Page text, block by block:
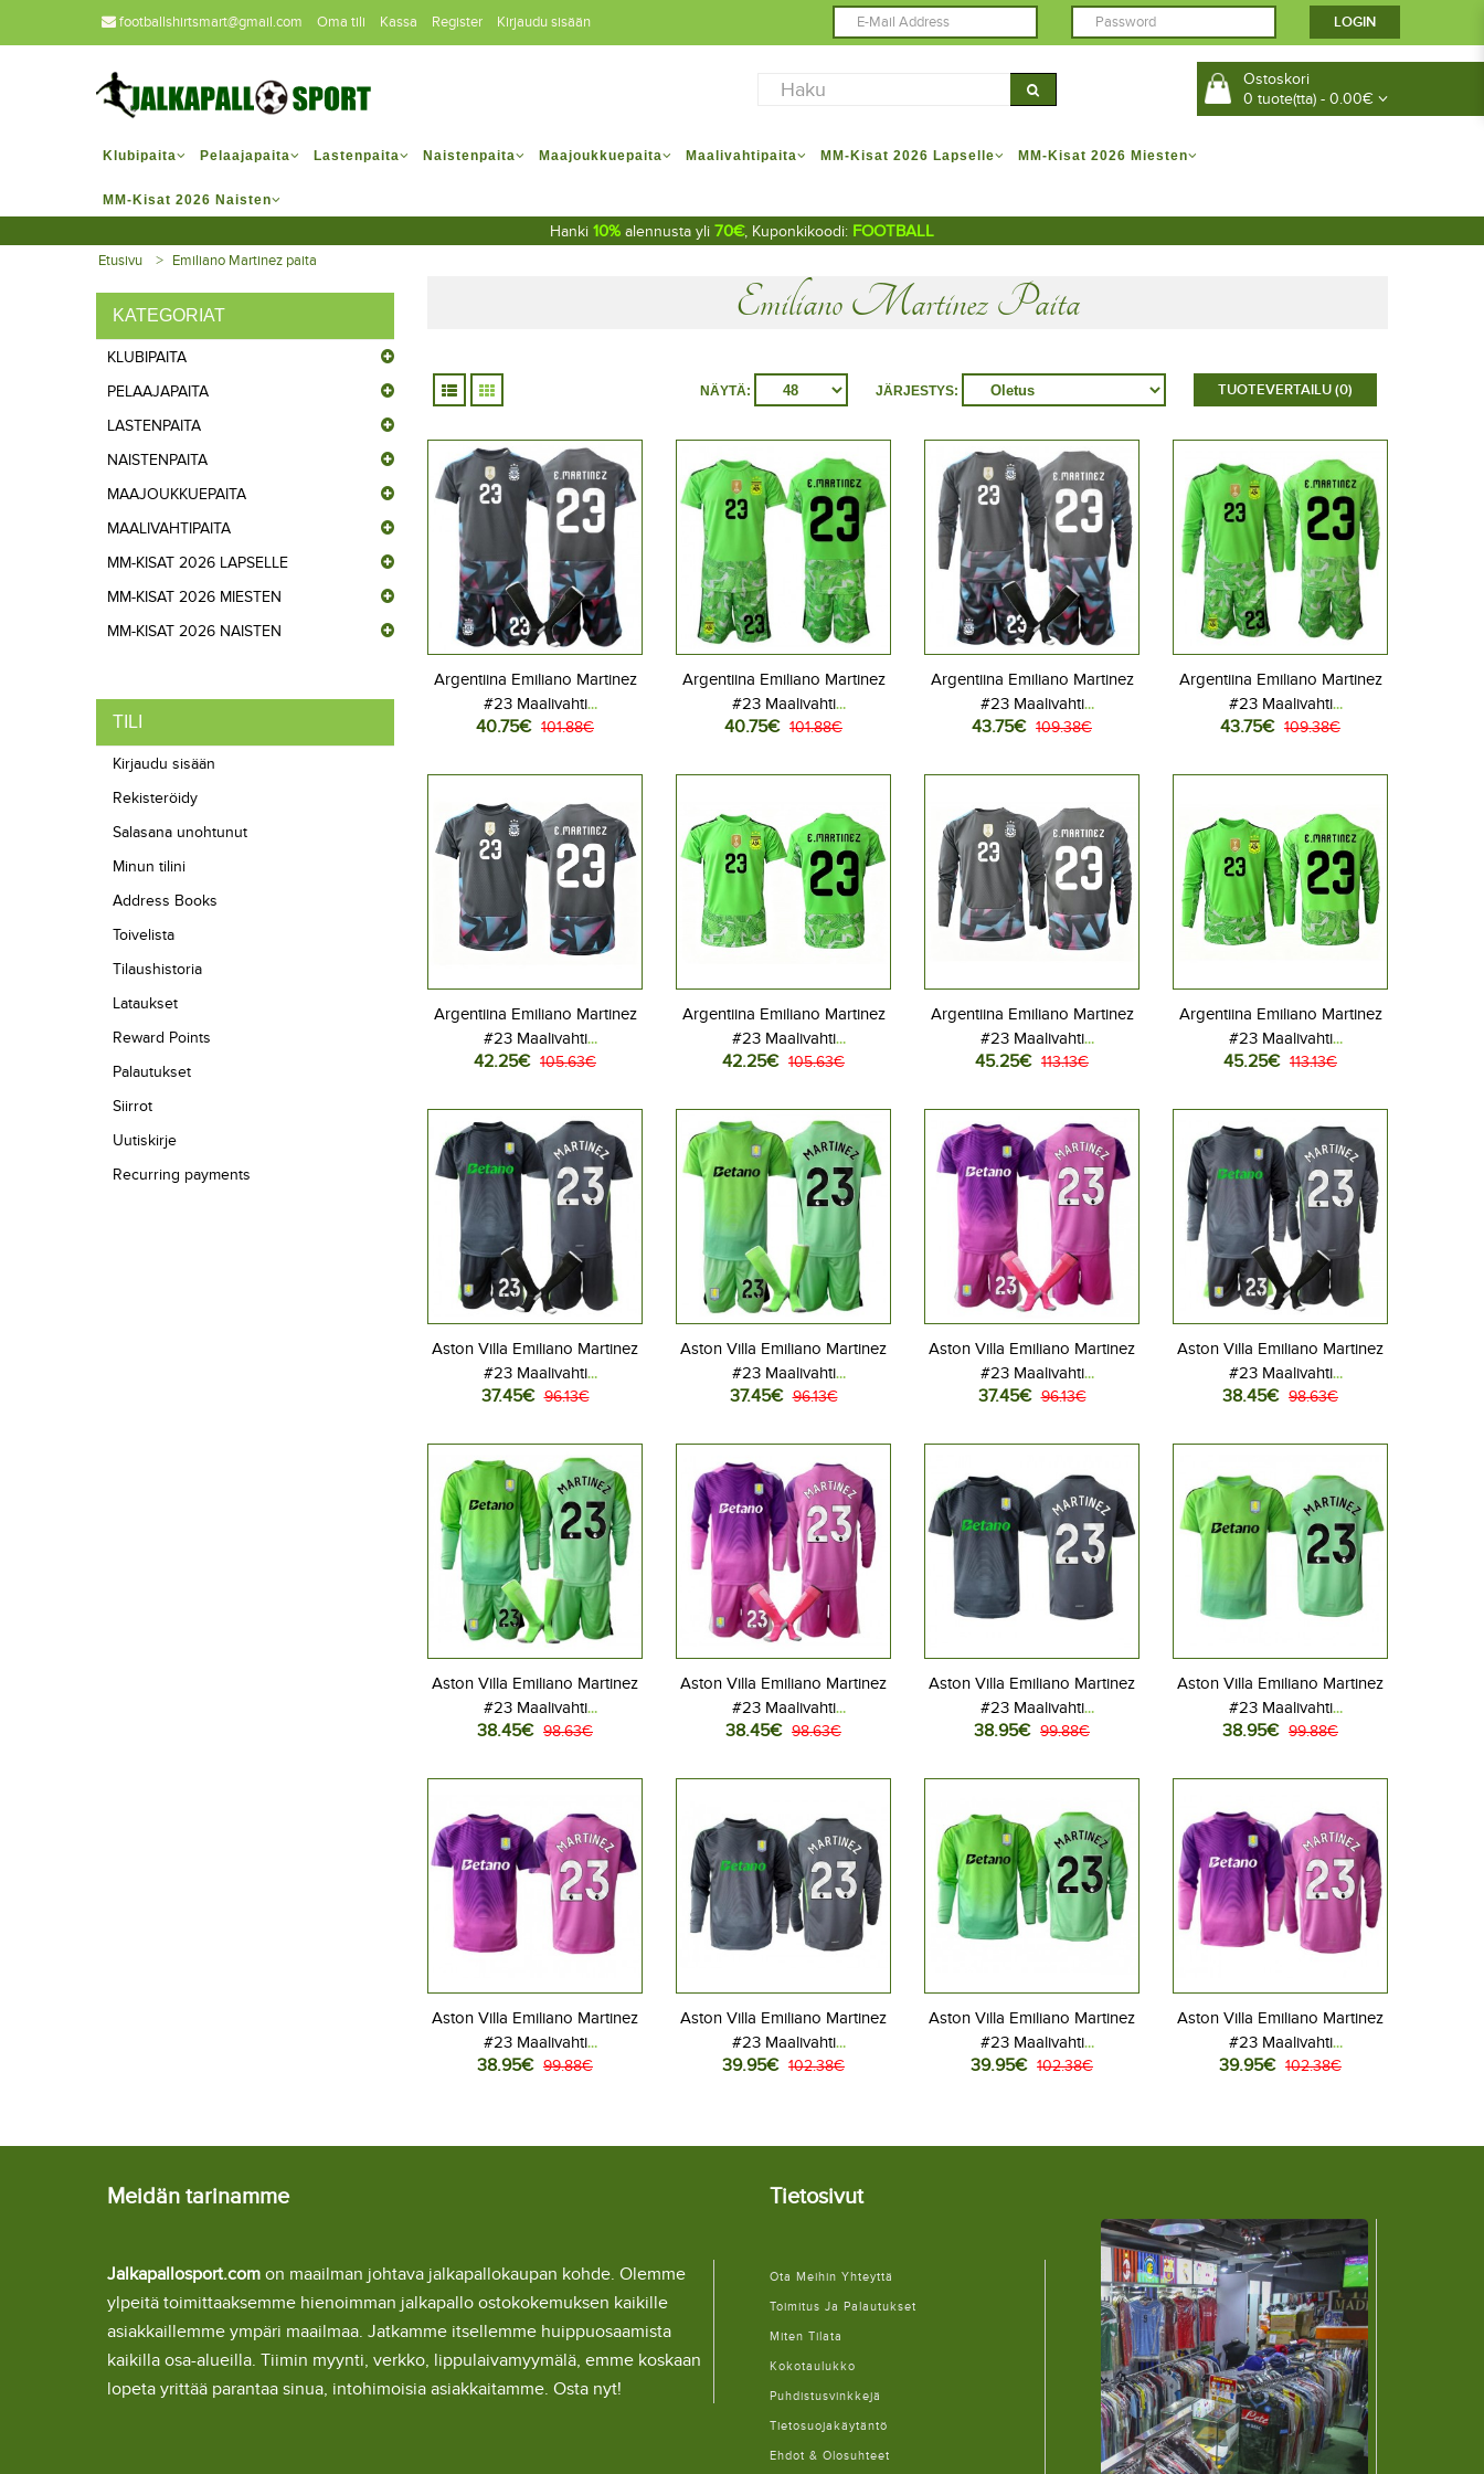
footballshirtsmart@gmail.com Oma tili Kassa Register Kirjaudu sisään
Ostoskori
0 tuote(tta) - 0.00€
Klubipaita Pelaajapaita Lastenpaita Naistenpaita Maajoukkuepaita Maalivahtipaita MM-Kisat 2026 Lapselle MM-Kisat 2026 Miesten
MM-Kisat 2026 Naisten
Hanki 10% alennusta yli 70€, Kuponkikoodi: FOOTBALL
Etusivu Emiliano Martinez paita
KATEGORIAT
KLUBIPAITA
PELAAJAPAITA
LASTENPAITA
NAISTENPAITA
MAAJOUKKUEPAITA
MAALIVAHTIPAITA
MM-KISAT 2026 LAPSELLE
MM-KISAT 2026 MIESTEN
MM-KISAT 2026 NAISTEN
TILI
Kirjaudu sisään
Rekisteröidy
Salasana unohtunut
Minun tilini
Address Books
Toivelista
Tilaushistoria
Lataukset
Reward Points
Palautukset
Siirrot
Uutiskirje
Recurring payments
Emiliano Martinez Paita
TUOTEVERTAILU (0)
JÄRJESTYS:
NÄYTÄ:
Argentiina Emiliano Martinez
#23 Maalivahti
Jalkapallovaatteet Lasten
Lyhythihainen (+ Lyhyet
housut)
40.75€ 101.88€
Argentiina Emiliano Martinez
#23 Maalivahti
Jalkapallovaatteet Lasten
Lyhythihainen (+ Lyhyet
40.75€ 101.88€
Argentiina Emiliano Martinez
#23 Maalivahti
Jalkapallovaatteet Lasten
Pitkähihainen (+ Lyhyet
43.75€ 109.38€
Argentiina Emiliano Martinez
#23 Maalivahti
Jalkapallovaatteet Lasten
Pitkähihainen (+ Lyhyet
43.75€ 109.38€
Argentiina Emiliano Martinez
#23 Maalivahti
Jalkapallovaatteet Kotipaita
42.25€ 105.63€
Argentiina Emiliano Martinez
#23 Maalivahti
Jalkapallovaatteet Vieraspaita
42.25€ 105.63€
Argentiina Emiliano Martinez
#23 Maalivahti
Jalkapallovaatteet Kotipaita
45.25€ 113.13€
Argentiina Emiliano Martinez
#23 Maalivahti
Jalkapallovaatteet Vieraspaita
45.25€ 113.13€
Aston Villa Emiliano Martinez
#23 Maalivahti
Jalkapallovaatteet Lasten
Lyhythihainen (+ Lyhyet
housut)
37.45€ 96.13€
Aston Villa Emiliano Martinez
#23 Maalivahti
Jalkapallovaatteet Lasten
Lyhythihainen (+ Lyhyet
housut)
37.45€ 96.13€
Aston Villa Emiliano Martinez
#23 Maalivahti
Jalkapallovaatteet Lasten
Lyhythihainen (+ Lyhyet
37.45€ 96.13€
Aston Villa Emiliano Martinez
#23 Maalivahti
Jalkapallovaatteet Lasten
Pitkähihainen (+ Lyhyet
38.45€ 98.63€
Aston Villa Emiliano Martinez
#23 Maalivahti
Jalkapallovaatteet Lasten
Pitkähihainen (+ Lyhyet
38.45€ 98.63€
Aston Villa Emiliano Martinez
#23 Maalivahti
Jalkapallovaatteet Lasten
Pitkähihainen (+ Lyhyet
38.45€ 98.63€
Aston Villa Emiliano Martinez
#23 Maalivahti
Jalkapallovaatteet Kotipaita
38.95€ 99.88€
Aston Villa Emiliano Martinez
#23 Maalivahti
Jalkapallovaatteet Vieraspaita
38.95€ 99.88€
Aston Villa Emiliano Martinez
#23 Maalivahti
Jalkapallovaatteet
38.95€ 99.88€
Aston Villa Emiliano Martinez
#23 Maalivahti
Jalkapallovaatteet Kotipaita
39.95€ 102.38€
Aston Villa Emiliano Martinez
#23 Maalivahti
Jalkapallovaatteet Vieraspaita
39.95€ 102.38€
Aston Villa Emiliano Martinez
#23 Maalivahti
Jalkapallovaatteet
39.95€ 102.38€
Meidän tarinamme
Jalkapallosport.com on maailman johtava jalkapallokaupan kohde. Olemme
ylpeitä toimittaaksemme hienoimman jalkapallo ostokokemuksen kaikille
asiakkaillemme ympäri maailmaa. Jatkamme itsellemme huippuosaamista
kaikilla osa-alueilla. Tiimin myynti, verkko, lippulaivamyymälä, emme koskaan
lopeta yrittää parantaa sinua, intohimoisia asiakkaitamme. Osta nyt!
Tietosivut
Ota Meihin Yhteyttä
Toimitus Ja Palautukset
Miten Tilata
Kokotaulukko
Puhdistusvinkkejä
Tietosuojakäytäntö
Ehdot & Olosuhteet